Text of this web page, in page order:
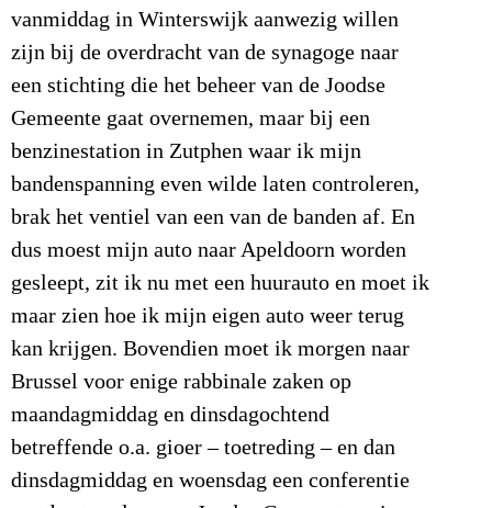
vanmiddag in Winterswijk aanwezig willen
zijn bij de overdracht van de synagoge naar
een stichting die het beheer van de Joodse
Gemeente gaat overnemen, maar bij een
benzinestation in Zutphen waar ik mijn
bandenspanning even wilde laten controleren,
brak het ventiel van een van de banden af. En
dus moest mijn auto naar Apeldoorn worden
gesleept, zit ik nu met een huurauto en moet ik
maar zien hoe ik mijn eigen auto weer terug
kan krijgen. Bovendien moet ik morgen naar
Brussel voor enige rabbinale zaken op
maandagmiddag en dinsdagochtend
betreffende o.a. gioer – toetreding – en dan
dinsdagmiddag en woensdag een conferentie